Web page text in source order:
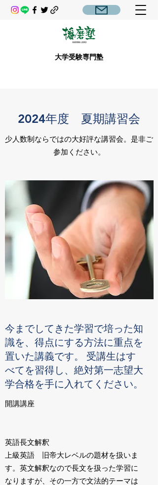
大学受験専門塾
2024年度 夏期講習会
少人数制ならではの大好評な講習会。是非ご
参加ください。
今までしてきた学習で培った知
識を、得点にする方法に重点を
置いた講義です。 受講生はす
べてを習得し、絶対第一志望大
学合格を手に入れてください。
開講講座
英語長文解釈
上級英語 旧帝大レベルの題材を扱いま
す。英文解釈なので長文を扱った学習に
なりますが、その一方で文法的テーマは